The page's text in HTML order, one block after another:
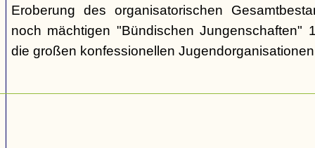
Eroberung des organisatorischen
noch mächtigen "Bündischen Jungenschaften"
die großen konfessionellen